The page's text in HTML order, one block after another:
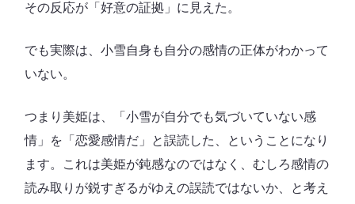
その反応が「好意の証拠」に見えた。
でも実際は、小雪自身も自分の感情の正体がわかって
いない。
つまり美姫は、「小雪が自分でも気づいていない感
情」を「恋愛感情だ」と誤読した、ということになり
ます。これは美姫が鈍感なのではなく、むしろ感情の
読み取りが鋭すぎるがゆえの誤読ではないか、と考え